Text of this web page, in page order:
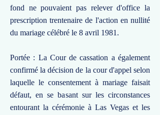
fond ne pouvaient pas relever d'office la
prescription trentenaire de l'action en nullité
du mariage célébré le 8 avril 1981.
Portée : La Cour de cassation a également
confirmé la décision de la cour d'appel selon
laquelle le consentement à mariage faisait
défaut, en se basant sur les circonstances
entourant la cérémonie à Las Vegas et les